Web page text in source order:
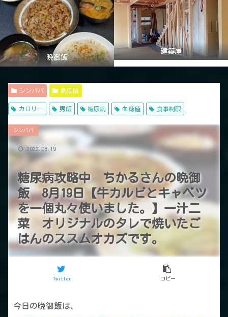
晩御飯
建築屋
シンパパ 晩御飯
カロリー 男飯 糖尿病 血糖値 食事制限
糖尿病攻略中 ちかるさんの晩御
飯 8月19日【牛カルビとキャベツ
を一個丸々使いました。】一汁二
菜 オリジナルのタレで焼いたご
はんのススムオカズです。
シンパパ
Twitter コピー
2022.08.19
今日の晩御飯は、